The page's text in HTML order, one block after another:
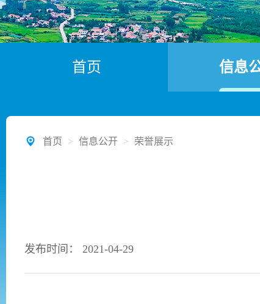
首页 信息
首页 > 信息公开 > 荣誉展示
发布时间： 2021-04-29